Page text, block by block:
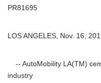
PR81695
LOS ANGELES, Nov. 16,
-- AutoMobility LA(TM)
industry